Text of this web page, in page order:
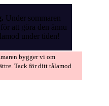
Under sommaren
att göra den ännu
under tiden!
bygger vi om
Tack för ditt tålamod